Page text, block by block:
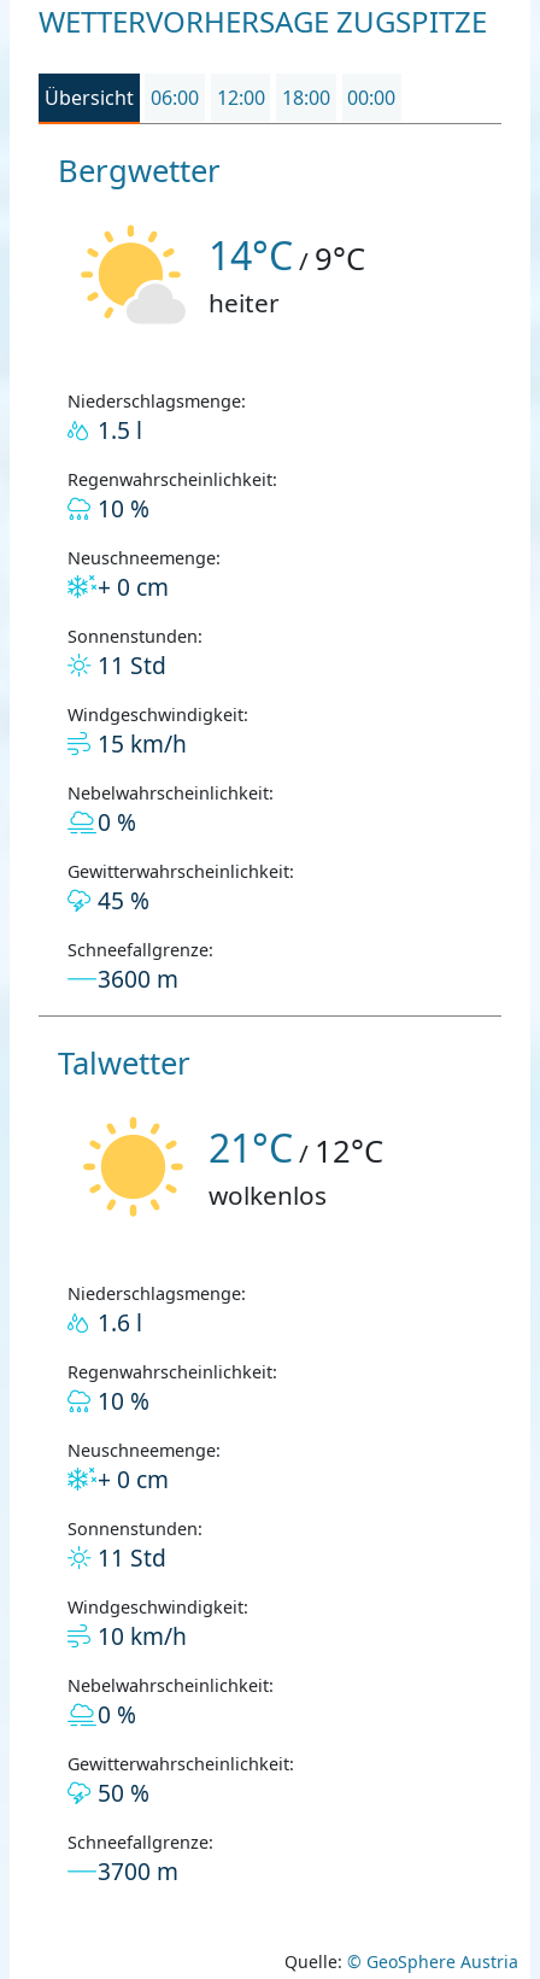
WETTERVORHERSAGE ZUGSPITZE
Übersicht 06:00 12:00 18:00 00:00
Bergwetter
14°C / 9°C
heiter
Niederschlagsmenge:
1.5 l
Regenwahrscheinlichkeit:
10 %
Neuschneemenge:
+ 0 cm
Sonnenstunden:
11 Std
Windgeschwindigkeit:
15 km/h
Nebelwahrscheinlichkeit:
0 %
Gewitterwahrscheinlichkeit:
45 %
Schneefallgrenze:
3600 m
Talwetter
21°C / 12°C
wolkenlos
Niederschlagsmenge:
1.6 l
Regenwahrscheinlichkeit:
10 %
Neuschneemenge:
+ 0 cm
Sonnenstunden:
11 Std
Windgeschwindigkeit:
10 km/h
Nebelwahrscheinlichkeit:
0 %
Gewitterwahrscheinlichkeit:
50 %
Schneefallgrenze:
3700 m
Quelle: © GeoSphere Austria